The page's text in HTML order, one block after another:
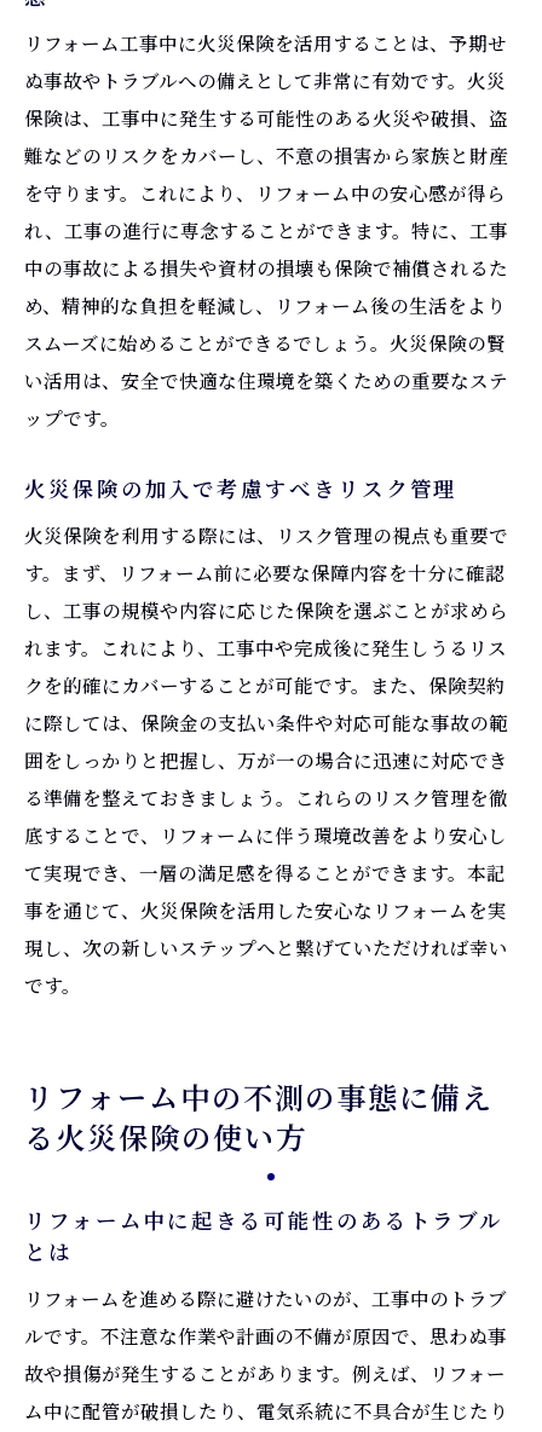
理想のリフォームに向けた保険選びのステ
ップ
火災保険を利用したリフォームの計画手順
保険を活用して理想の住まいを形にする方
法
リフォームの成功に導く保険活用ステップ
火災保険を使った効率的なリフォームプロ
セス
理想を現実にするための保険サポート
リフォーム工事中に火災保険を活用することは、予期せ
ぬ事故やトラブルへの備えとして非常に有効です。火災
保険は、工事中に発生する可能性のある火災や破損、盗
難などのリスクをカバーし、不意の損害から家族と財産
を守ります。これにより、リフォーム中の安心感が得ら
れ、工事の進行に専念することができます。特に、工事
中の事故による損失や資材の損壊も保険で補償されるた
め、精神的な負担を軽減し、リフォーム後の生活をより
スムーズに始めることができるでしょう。火災保険の賢
い活用は、安全で快適な住環境を築くための重要なステ
ップです。
火災保険の加入で考慮すべきリスク管理
火災保険を利用する際には、リスク管理の視点も重要で
す。まず、リフォーム前に必要な保障内容を十分に確認
し、工事の規模や内容に応じた保険を選ぶことが求めら
れます。これにより、工事中や完成後に発生しうるリス
クを的確にカバーすることが可能です。また、保険契約
に際しては、保険金の支払い条件や対応可能な事故の範
囲をしっかりと把握し、万が一の場合に迅速に対応でき
る準備を整えておきましょう。これらのリスク管理を徹
底することで、リフォームに伴う環境改善をより安心し
て実現でき、一層の満足感を得ることができます。本記
事を通じて、火災保険を活用した安心なリフォームを実
現し、次の新しいステップへと繋げていただければ幸い
です。
リフォーム中の不測の事態に備え
る火災保険の使い方
リフォーム中に起きる可能性のあるトラブル
とは
リフォームを進める際に避けたいのが、工事中のトラブ
ルです。不注意な作業や計画の不備が原因で、思わぬ事
故や損傷が発生することがあります。例えば、リフォー
ム中に配管が破損したり、電気系統に不具合が生じたり